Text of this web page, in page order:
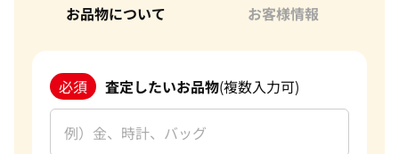
お品物について
お客様情報
必須 査定したいお品物(複数入力可)